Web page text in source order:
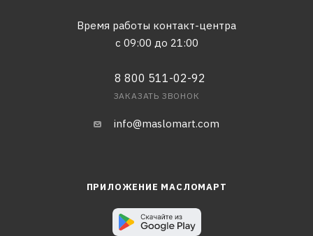
Время работы контакт-центра
с 09:00 до 21:00
8 800 511-02-92
ЗАКАЗАТЬ ЗВОНОК
info@maslomart.com
ПРИЛОЖЕНИЕ МАСЛОМАРТ